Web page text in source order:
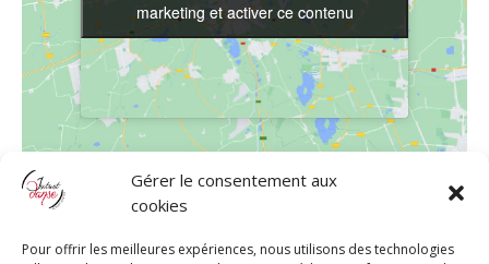
Gérer le consentement aux
cookies
Pour offrir les meilleures expériences, nous utilisons des technologies
LIEU
marketing et activer ce contenu
marketing et activer ce contenu